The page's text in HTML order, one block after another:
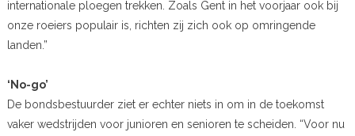
internationale ploegen trekken. Zoals Gent in het voorjaar ook bij
onze roeiers populair is, richten zij zich ook op omringende
landen.”
‘No-go’
De bondsbestuurder ziet er echter niets in om in de toekomst
vaker wedstrijden voor junioren en senioren te scheiden. “Voor nu